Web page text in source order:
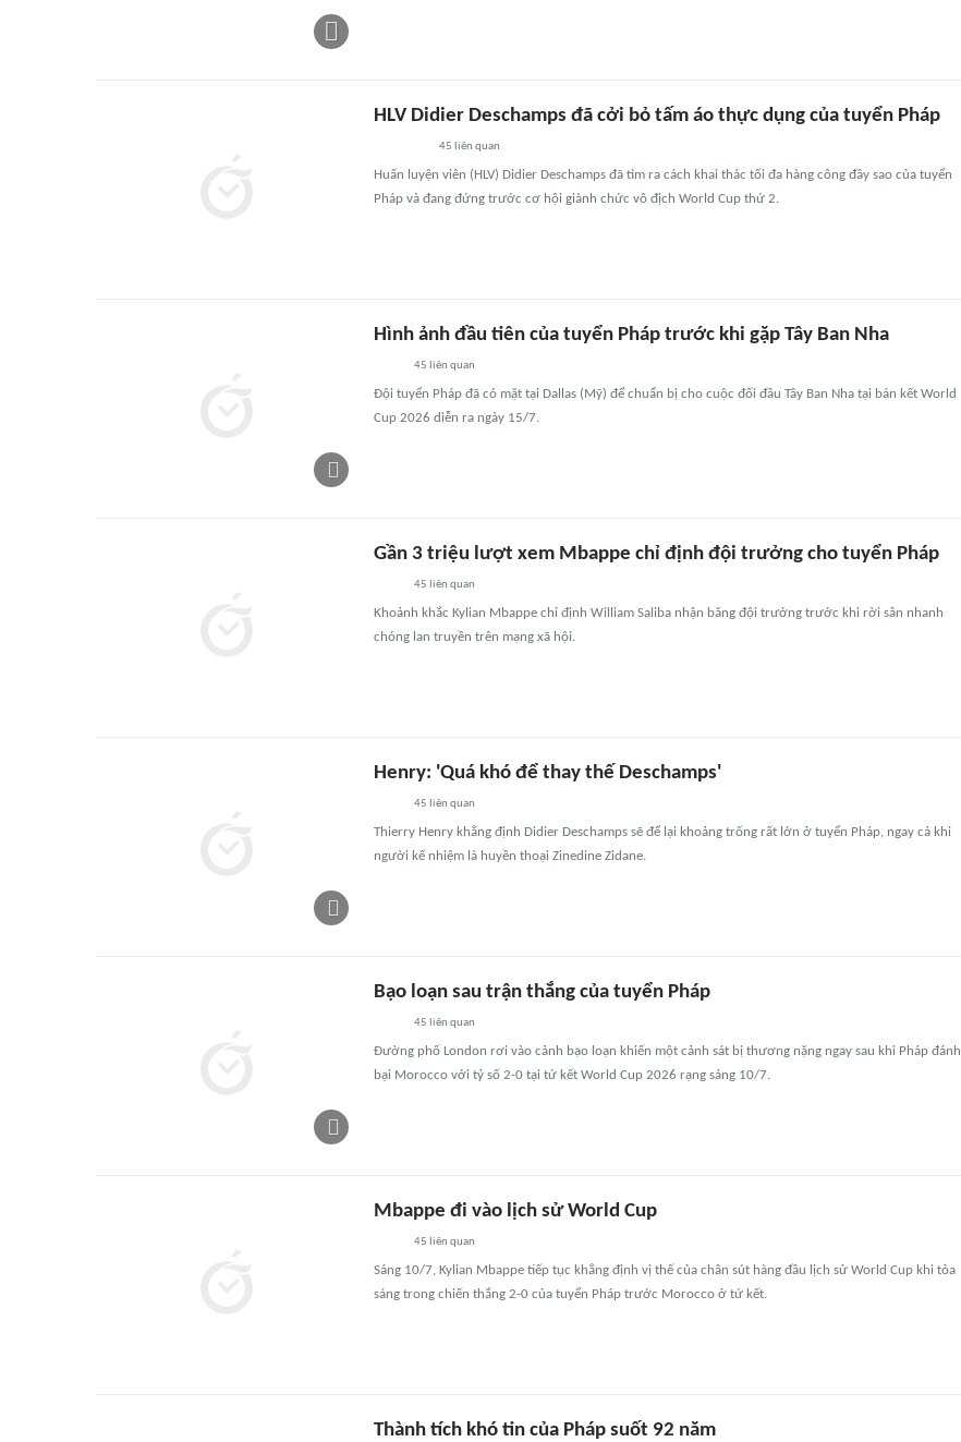
HLV Didier Deschamps đã cởi bỏ tấm áo thực dụng của tuyển Pháp
45 liên quan
Huấn luyện viên (HLV) Didier Deschamps đã tìm ra cách khai thác tối đa hàng công đầy sao của tuyển
Pháp và đang đứng trước cơ hội giành chức vô địch World Cup thứ 2.
Hình ảnh đầu tiên của tuyển Pháp trước khi gặp Tây Ban Nha
45 liên quan
Đội tuyển Pháp đã có mặt tại Dallas (Mỹ) để chuẩn bị cho cuộc đối đầu Tây Ban Nha tại bán kết World
Cup 2026 diễn ra ngày 15/7.
Gần 3 triệu lượt xem Mbappe chỉ định đội trưởng cho tuyển Pháp
45 liên quan
Khoảnh khắc Kylian Mbappe chỉ định William Saliba nhận băng đội trưởng trước khi rời sân nhanh
chóng lan truyền trên mạng xã hội.
Henry: 'Quá khó để thay thế Deschamps'
45 liên quan
Thierry Henry khẳng định Didier Deschamps sẽ để lại khoảng trống rất lớn ở tuyển Pháp, ngay cả khi
người kế nhiệm là huyền thoại Zinedine Zidane.
Bạo loạn sau trận thắng của tuyển Pháp
45 liên quan
Đường phố London rơi vào cảnh bạo loạn khiến một cảnh sát bị thương nặng ngay sau khi Pháp đánh
bại Morocco với tỷ số 2-0 tại tứ kết World Cup 2026 rạng sáng 10/7.
Mbappe đi vào lịch sử World Cup
45 liên quan
Sáng 10/7, Kylian Mbappe tiếp tục khẳng định vị thế của chân sút hàng đầu lịch sử World Cup khi tỏa
sáng trong chiến thắng 2-0 của tuyển Pháp trước Morocco ở tứ kết.
Thành tích khó tin của Pháp suốt 92 năm